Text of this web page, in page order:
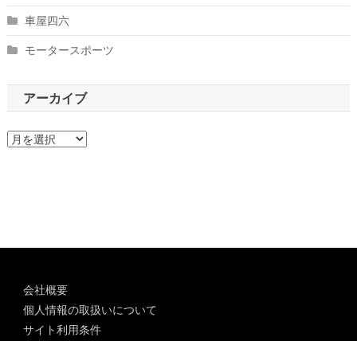
車屋四六
モータースポーツ
アーカイブ
ア
会社概要
個人情報の取扱いについて
サイト利用条件